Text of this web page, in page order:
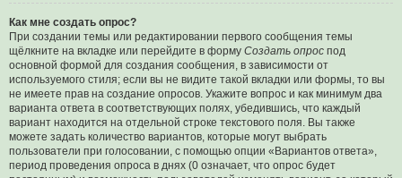
Как мне создать опрос?
При создании темы или редактировании первого сообщения темы
щёлкните на вкладке или перейдите в форму Создать опрос под
основной формой для создания сообщения, в зависимости от
используемого стиля; если вы не видите такой вкладки или формы, то вы
не имеете прав на создание опросов. Укажите вопрос и как минимум два
варианта ответа в соответствующих полях, убедившись, что каждый
вариант находится на отдельной строке текстового поля. Вы также
можете задать количество вариантов, которые могут выбрать
пользователи при голосовании, с помощью опции «Вариантов ответа»,
период проведения опроса в днях (0 означает, что опрос будет